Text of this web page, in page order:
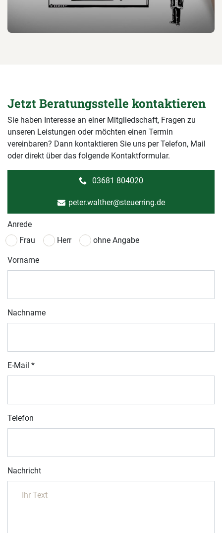
Jetzt Beratungsstelle kontaktieren
Sie haben Interesse an einer Mitgliedschaft, Fragen zu
unseren Leistungen oder möchten einen Termin
vereinbaren? Dann kontaktieren Sie uns per Telefon, Mail
oder direkt über das folgende Kontaktformular.
03681 804020
peter.walther@steuerring.de
Anrede
Frau
Herr ohne Angabe
Vorname
Nachname
E-Mail *
Telefon
Nachricht